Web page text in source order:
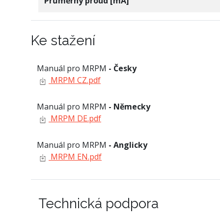
Ke stažení
Manuál pro MRPM - Česky
MRPM CZ.pdf
Manuál pro MRPM - Německy
MRPM DE.pdf
Manuál pro MRPM - Anglicky
MRPM EN.pdf
Technická podpora